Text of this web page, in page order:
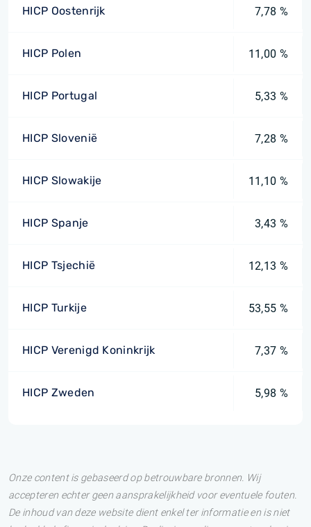
HICP Oostenrijk 7,78 %
HICP Polen 11,00 %
HICP Portugal 5,33 %
HICP Slovenië 7,28 %
HICP Slowakije 11,10 %
HICP Spanje 3,43 %
HICP Tsjechië 12,13 %
HICP Turkije 53,55 %
HICP Verenigd Koninkrijk 7,37 %
HICP Zweden 5,98 %
Onze content is gebaseerd op betrouwbare bronnen. Wij
accepteren echter geen aansprakelijkheid voor eventuele fouten.
De inhoud van deze website dient enkel ter informatie en is niet